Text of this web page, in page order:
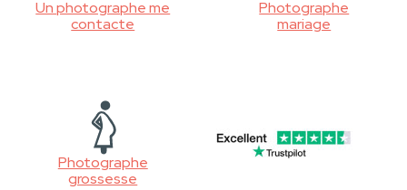
Un photographe me
contacte
Photographe
mariage
Photographe
grossesse